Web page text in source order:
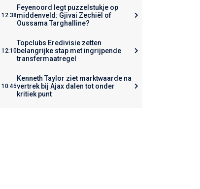
12:38
Feyenoord legt puzzelstukje op
middenveld: Gjivai Zechiël of
Oussama Targhalline?
12:10
Topclubs Eredivisie zetten
belangrijke stap met ingrijpende
transfermaatregel
10:45
Kenneth Taylor ziet marktwaarde na
vertrek bij Ajax dalen tot onder
kritiek punt